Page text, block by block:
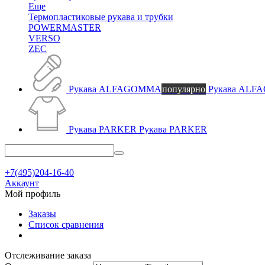
Еще
Термопластиковые рукава и трубки
POWERMASTER
VERSO
ZEC
Рукава ALFAGOMMAпопулярно Рукава
Рукава PARKER Рукава PARKER
+7(495)204-16-40
Аккаунт
Мой профиль
Заказы
Список сравнения
Отслеживание заказа